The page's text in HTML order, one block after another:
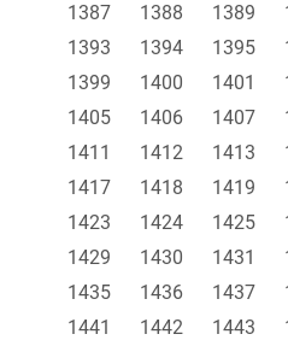
1387
1388 1389
1393
1394 1395
1399
1400 1401
1405
1406 1407
1411
1412 1413
1417
1418 1419
1423
1424 1425
1429
1430 1431
1435
1436 1437
1441
1442 1443